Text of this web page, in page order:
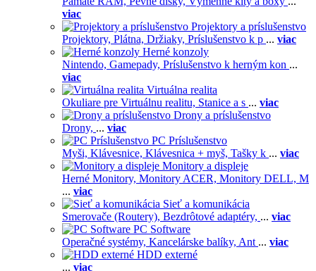
viac
Projektory a príslušenstvo
Projektory, Plátna, Držiaky, Príslušenstvo k p ... viac
Herné konzoly
Nintendo, Gamepady, Príslušenstvo k herným kon ...
viac
Virtuálna realita
Okuliare pre Virtuálnu realitu, Stanice a s ... viac
Drony a príslušenstvo
Drony, ... viac
PC Príslušenstvo
Myši, Klávesnice, Klávesnica + myš, Tašky k ... viac
Monitory a displeje
Herné Monitory, Monitory ACER, Monitory DELL, M
... viac
Sieť a komunikácia
Smerovače (Routery), Bezdrôtové adaptéry, ... viac
PC Software
Operačné systémy, Kancelárske balíky, Ant ... viac
HDD externé
... viac